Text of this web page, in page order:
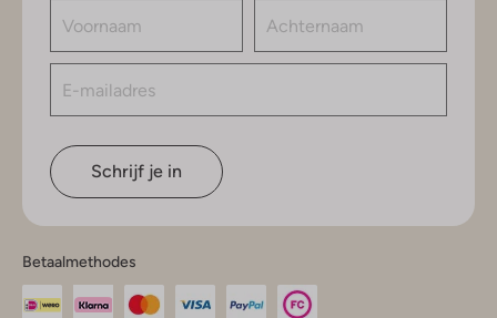
Schrijf je in
Betaalmethodes